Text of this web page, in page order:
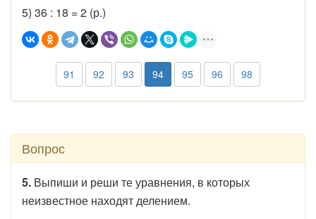
5) 36 : 18 = 2 (р.)
91 92 93 94 95 96 98
Вопрос
5. Выпиши и реши те уравнения, в которых
неизвестное находят делением.